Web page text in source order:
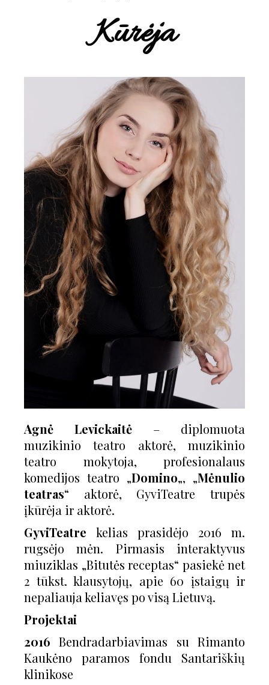
Kūrėja
Agnė Levickaitė – diplomuota
muzikinio teatro aktorė, muzikinio
teatro mokytoja, profesionalaus
komedijos teatro „Domino„, „Mėnulio
teatras“ aktorė, GyviTeatre trupės
įkūrėja ir aktorė.
GyviTeatre kelias prasidėjo 2016 m.
rugsėjo mėn. Pirmasis interaktyvus
miuziklas „Bitutės receptas“ pasiekė net
2 tūkst. klausytojų, apie 60 įstaigų ir
nepaliauja keliavęs po visą Lietuvą.
Projektai
2016 Bendradarbiavimas su Rimanto
Kaukėno paramos fondu Santariškių
klinikose